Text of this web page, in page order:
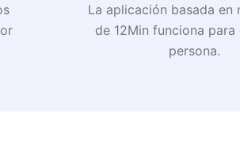
La aplicación basada en
de 12Min funciona para
persona.